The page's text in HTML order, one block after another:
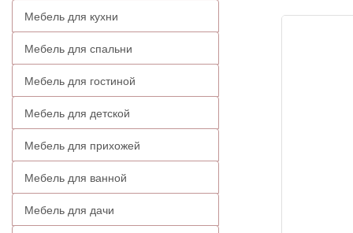
Мебель для кухни
Мебель для спальни
Мебель для гостиной
Мебель для детской
Мебель для прихожей
Мебель для ванной
Мебель для дачи